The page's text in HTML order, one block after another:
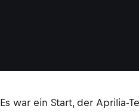
Es war ein Start, der Aprilia-